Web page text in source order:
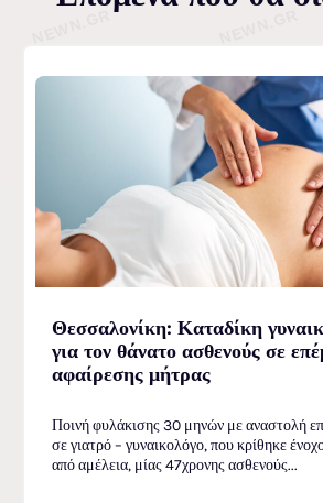
Θεσσαλονίκη: Καταδίκη
για τον θάνατο ασθενούς σε
αφαίρεσης μήτρας
Ποινή φυλάκισης 30 μηνών με αναστολή
σε γιατρό – γυναικολόγο, που κρίθηκε
από αμέλεια, μίας 47χρονης ασθενούς...